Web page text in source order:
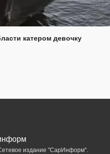
катером девочку
издание "СарИнформ".